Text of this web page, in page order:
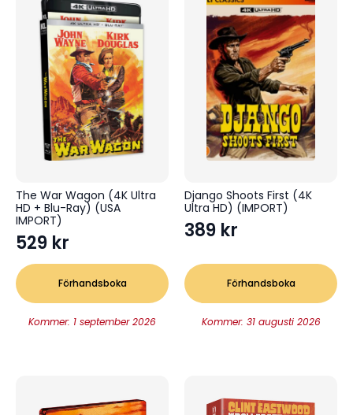
The War Wagon (4K Ultra
HD + Blu-Ray) (USA
IMPORT)
529 kr
Förhandsboka
Kommer: 1 september 2026
Django Shoots First (4K
Ultra HD) (IMPORT)
389 kr
Förhandsboka
Kommer: 31 augusti 2026